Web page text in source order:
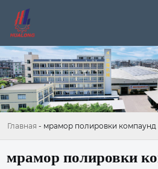
Главная - мрамор полировки компаунд
мрамор полировки